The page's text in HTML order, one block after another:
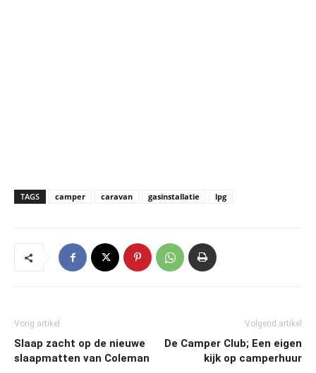
TAGS camper caravan gasinstallatie lpg
Vorig artikel
Slaap zacht op de nieuwe
slaapmatten van Coleman
Volgend artikel
De Camper Club; Een eigen
kijk op camperhuur